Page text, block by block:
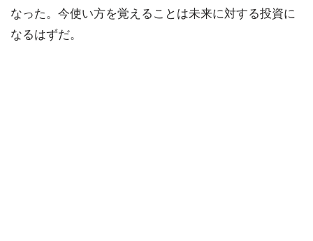
なった。今使い方を覚えることは未来に対する投資に
なるはずだ。